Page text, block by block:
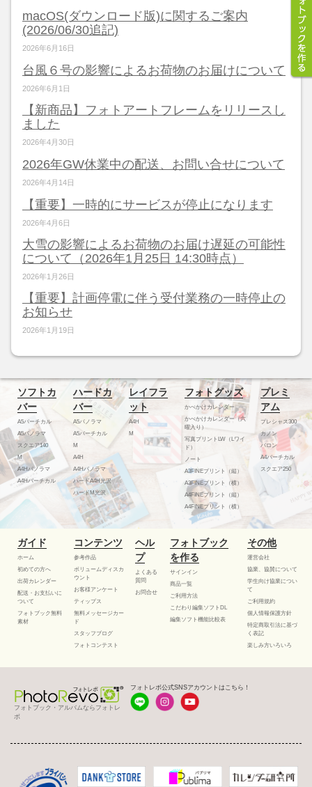
macOS(ダウンロード版)に関するご案内
(2026/06/30追記)
2026年6月16日
台風６号の影響によるお荷物のお届けについて
2026年6月1日
【新商品】フォトアートフレームをリリースし
ました
2026年4月30日
2026年GW休業中の配送、お問い合せについて
2026年4月14日
【重要】一時的にサービスが停止になります
2026年4月6日
大雪の影響によるお荷物のお届け遅延の可能性
について（2026年1月25日 14:30時点）
2026年1月26日
【重要】計画停電に伴う受付業務の一時停止の
お知らせ
2026年1月19日
ソフトカ
バー
A5バーチカル
A5パノラマ
スクエア140
M
A4Hパノラマ
A4Hバーチカル
ハードカ
バー
A5パノラマ
A5バーチカル
M
A4H
A4Hパノラマ
ハードA4H光沢
ハードM光沢
レイフラ
ット
A4H
M
フォトグッズ
かべかけカレンダー
かべかけカレンダー（六
曜入り）
写真プリントLW（Lワイ
ド）
ノート
A3FINEプリント（縦）
A3FINEプリント（横）
A4FINEプリント（縦）
A4FINEプリント（横）
プレミ
アム
プレシャス300
カノン
バロン
A4バーチカル
スクエア250
ガイド
ホーム
初めての方へ
出荷カレンダー
配送・お支払いに
ついて
フォトブック無料
素材
コンテンツ
参考作品
ボリュームディスカ
ウント
お客様アンケート
ティップス
無料メッセージカー
ド
スタッフブログ
フォトコンテスト
ヘル
プ
よくある
質問
お問合せ
フォトブック
を作る
サインイン
商品一覧
ご利用方法
こだわり編集ソフトDL
編集ソフト機能比較表
その他
運営会社
協業、協賛について
学生向け協業につい
て
ご利用規約
個人情報保護方針
特定商取引法に基づ
く表記
楽しみ方いろいろ
フォトブック・アルバムならフォトレ
ボ
フォトレボ公式SNSアカウントはこちら！